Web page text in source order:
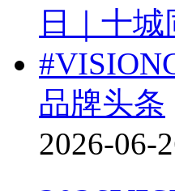
品牌头条
2026-06-